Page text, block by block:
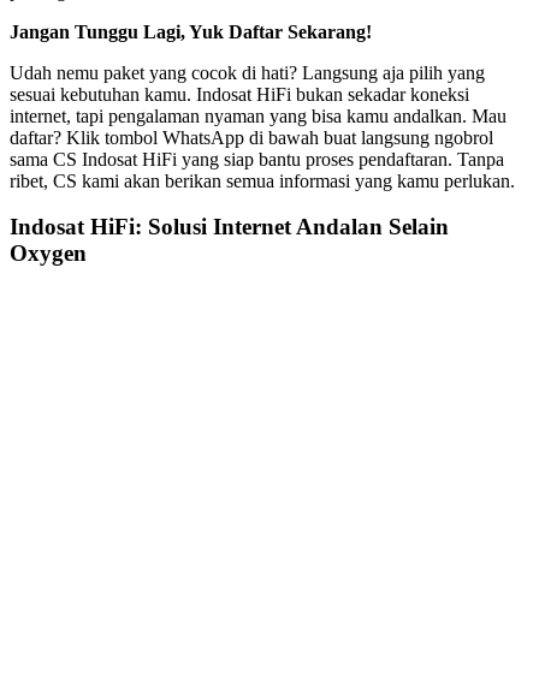
Jangan Tunggu Lagi, Yuk Daftar Sekarang!
Udah nemu paket yang cocok di hati? Langsung aja pilih yang
sesuai kebutuhan kamu. Indosat HiFi bukan sekadar koneksi
internet, tapi pengalaman nyaman yang bisa kamu andalkan. Mau
daftar? Klik tombol WhatsApp di bawah buat langsung ngobrol
sama CS Indosat HiFi yang siap bantu proses pendaftaran. Tanpa
ribet, CS kami akan berikan semua informasi yang kamu perlukan.
Indosat HiFi: Solusi Internet Andalan Selain
Oxygen